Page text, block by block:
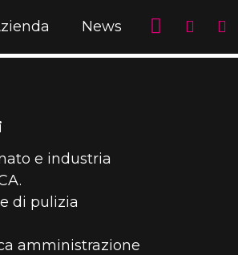
News
e industria
di pulizia
amministrazione